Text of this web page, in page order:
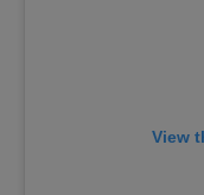
View